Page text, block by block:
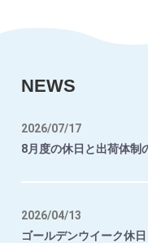
NEWS
2026/07/17
8月度の休日と出荷体制
2026/04/13
ゴールデンウイーク休